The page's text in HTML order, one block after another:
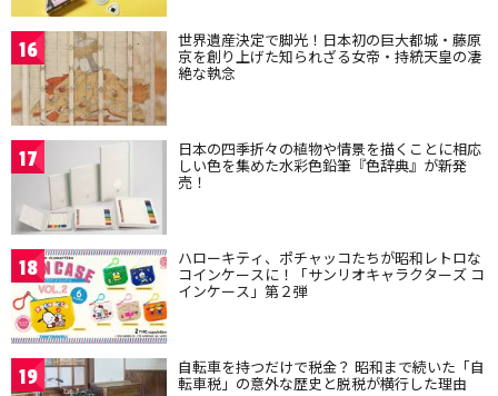
16 世界遺産決定で脚光！日本初の巨大都城・藤原
京を創り上げた知られざる女帝・持統天皇の凄
絶な執念
17 日本の四季折々の植物や情景を描くことに相応
しい色を集めた水彩色鉛筆『色辞典』が新発
売！
18 ハローキティ、ポチャッコたちが昭和レトロな
コインケースに！「サンリオキャラクターズ コ
インケース」第２弾
19 自転車を持つだけで税金？ 昭和まで続いた「自
転車税」の意外な歴史と脱税が横行した理由